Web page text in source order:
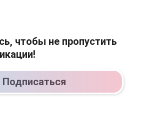
чтобы не пропустить
Подписаться